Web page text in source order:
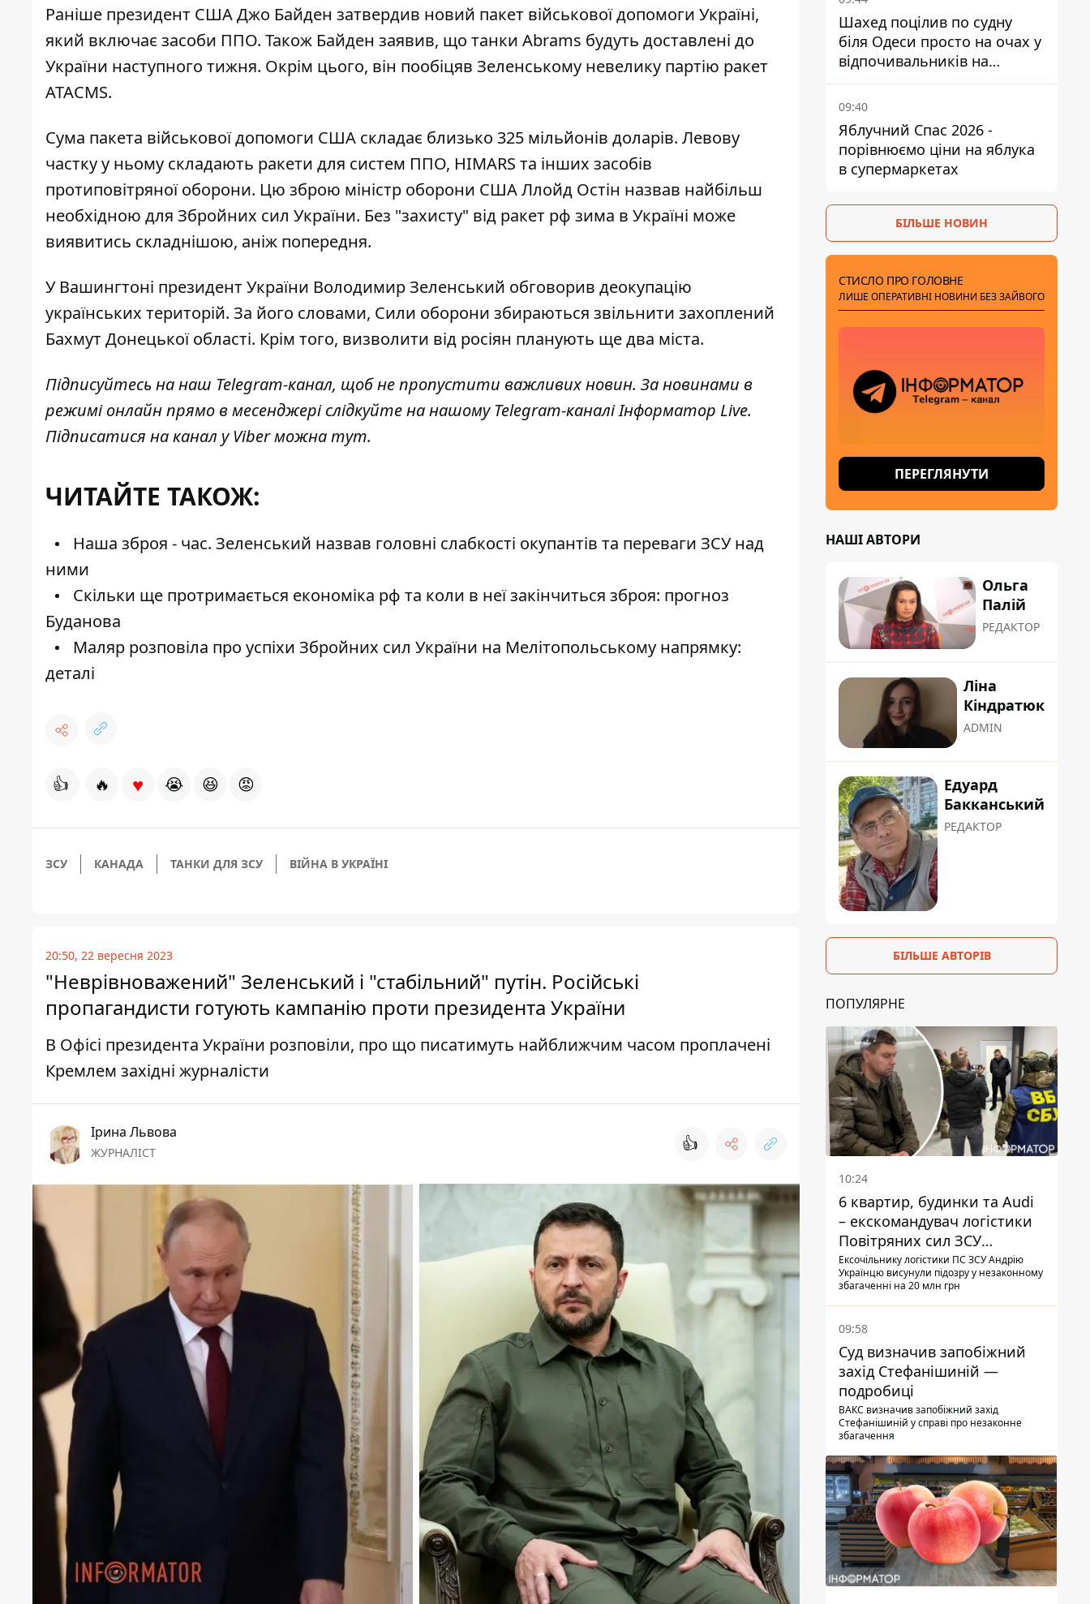
Раніше президент США Джо Байден затвердив новий пакет військової допомоги Україні,
який включає засоби ППО. Також Байден заявив, що танки Abrams будуть доставлені до
України наступного тижня. Окрім цього, він пообіцяв Зеленському невелику партію ракет
ATACMS.
Сума пакета військової допомоги США складає близько 325 мільйонів доларів. Левову
частку у ньому складають ракети для систем ППО, HIMARS та інших засобів
протиповітряної оборони. Цю зброю міністр оборони США Ллойд Остін назвав найбільш
необхідною для Збройних сил України. Без "захисту" від ракет рф зима в Україні може
виявитись складнішою, аніж попередня.
У Вашингтоні президент України Володимир Зеленський обговорив деокупацію
українських територій. За його словами, Сили оборони збираються звільнити захоплений
Бахмут Донецької області. Крім того, визволити від росіян планують ще два міста.
Підписуйтесь на наш Telegram-канал, щоб не пропустити важливих новин. За новинами в
режимі онлайн прямо в месенджері слідкуйте на нашому Telegram-каналіІнформатор Live.
Підписатися на канал у Viber можнатут.
ЧИТАЙТЕ ТАКОЖ:
Наша зброя - час. Зеленський назвав головні слабкості окупантів та переваги ЗСУ над
ними
Скільки ще протримається економіка рф та коли в неї закінчиться зброя: прогноз
Буданова
Маляр розповіла про успіхи Збройних сил України на Мелітопольському напрямку:
деталі
👍 🔥 ♥ 😭 😆 😡
ЗСУ КАНАДА ТАНКИ ДЛЯ ЗСУ ВІЙНА В УКРАЇНІ
20:50, 22 вересня 2023
"Неврівноважений" Зеленський і "стабільний" путін. Російські
пропагандисти готують кампанію проти президента України
В Офісі президента України розповіли, про що писатимуть найближчим часом проплачені
Кремлем західні журналісти
Ірина Львова
ЖУРНАЛІСТ 👍
Шахед поцілив по судну
біля Одеси просто на очах у
відпочивальників на
переповненому пляжі
09:40
Яблучний Спас 2026 -
порівнюємо ціни на яблука
в супермаркетах
БІЛЬШЕ НОВИН
СТИСЛО ПРО ГОЛОВНЕ
ЛИШЕ ОПЕРАТИВНІ НОВИНИ БЕЗ ЗАЙВОГО
ПЕРЕГЛЯНУТИ
НАШІ АВТОРИ
Ольга
Палій
РЕДАКТОР
Ліна
Кіндратюк
ADMIN
Едуард
Бакканський
РЕДАКТОР
БІЛЬШЕ АВТОРІВ
ПОПУЛЯРНЕ
10:24
6 квартир, будинки та Audi
– екскомандувач логістики
Повітряних сил ЗСУ
отримав нову підозру
Ексочільнику логістики ПС ЗСУ Андрію
Українцю висунули підозру у незаконному
збагаченні на 20 млн грн
09:58
Суд визначив запобіжний
захід Стефанішиній —
подробиці
ВАКС визначив запобіжний захід
Стефанішиній у справі про незаконне
збагачення